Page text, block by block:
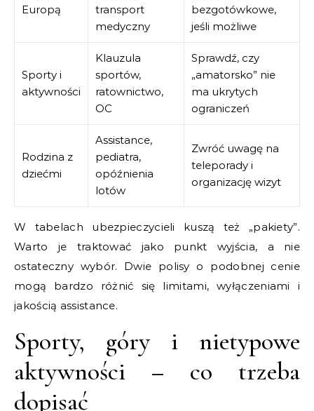
Europą
transport
medyczny
bezgotówkowe,
jeśli możliwe
Sporty i
aktywności
Klauzula
sportów,
ratownictwo,
OC
Sprawdź, czy
„amatorsko” nie
ma ukrytych
ograniczeń
Rodzina z
dziećmi
Assistance,
pediatra,
opóźnienia
lotów
Zwróć uwagę na
teleporady i
organizację wizyt
W tabelach ubezpieczycieli kuszą też „pakiety”.
Warto je traktować jako punkt wyjścia, a nie
ostateczny wybór. Dwie polisy o podobnej cenie
mogą bardzo różnić się limitami, wyłączeniami i
jakością assistance.
Sporty, góry i nietypowe
aktywności – co trzeba
dopisać